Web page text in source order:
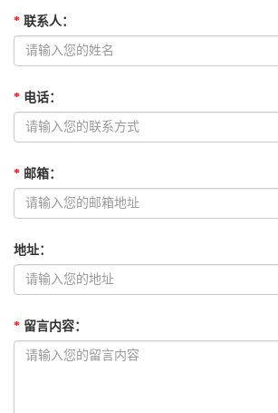
* 联系人 ：
* 电话：
* 邮箱：
地址：
* 留言内容：